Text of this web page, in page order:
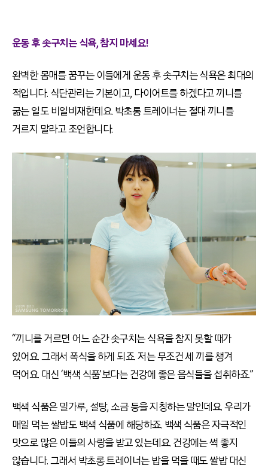
운동 후 솟구치는 식욕, 참지 마세요!
완벽한 몸매를 꿈꾸는 이들에게 운동 후 솟구치는 식욕은 최대의
적입니다. 식단관리는 기본이고, 다이어트를 하겠다고 끼니를
굶는 일도 비일비재한데요. 박초롱 트레이너는 절대 끼니를
거르지 말라고 조언합니다.
“끼니를 거르면 어느 순간 솟구치는 식욕을 참지 못할 때가
있어요. 그래서 폭식을 하게 되죠. 저는 무조건 세 끼를 챙겨
먹어요. 대신 ‘백색 식품’보다는 건강에 좋은 음식들을 섭취하죠.”
백색 식품은 밀가루, 설탕, 소금 등을 지칭하는 말인데요. 우리가
매일 먹는 쌀밥도 백색 식품에 해당하죠. 백색 식품은 자극적인
맛으로 많은 이들의 사랑을 받고 있는데요. 건강에는 썩 좋지
않습니다. 그래서 박초롱 트레이너는 밥을 먹을 때도 쌀밥 대신